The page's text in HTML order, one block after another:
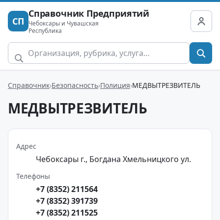
СП
Справочник Предприятий
Чебоксары и Чувашская
Республика
Справочник Безопасность Полиция МЕДВЫТРЕЗВИТЕЛЬ
МЕДВЫТРЕЗВИТЕЛЬ
Адрес
Чебоксары г., Богдана Хмельницкого ул.
Телефоны
+7 (8352) 211564
+7 (8352) 391739
+7 (8352) 211525